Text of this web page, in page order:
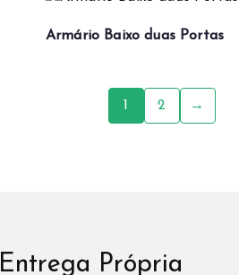
Armário Baixo duas Portas
1 2 →
Entrega Própria